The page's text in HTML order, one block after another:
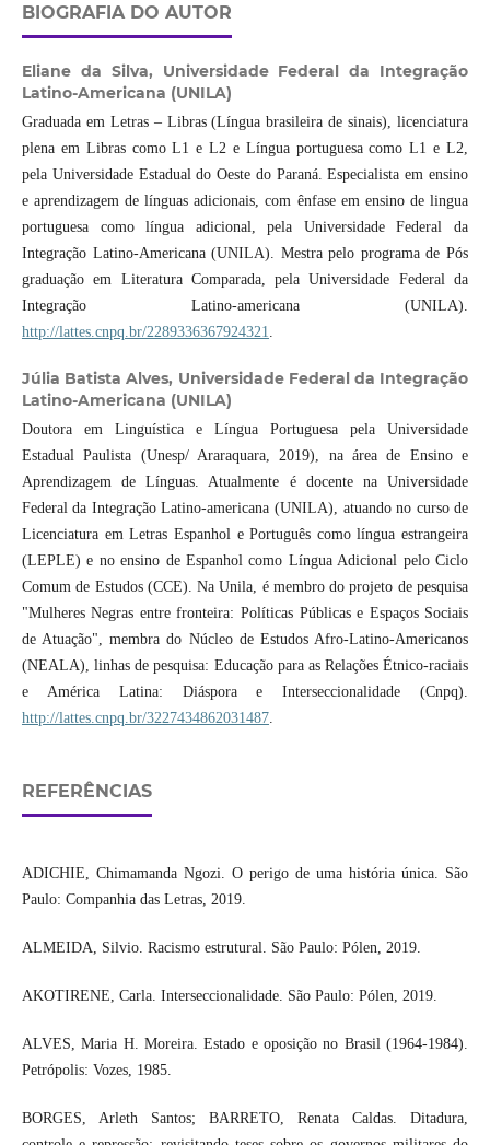
BIOGRAFIA DO AUTOR
Eliane da Silva, Universidade Federal da Integração
Latino-Americana (UNILA)
Graduada em Letras – Libras (Língua brasileira de sinais), licenciatura
plena em Libras como L1 e L2 e Língua portuguesa como L1 e L2,
pela Universidade Estadual do Oeste do Paraná. Especialista em ensino
e aprendizagem de línguas adicionais, com ênfase em ensino de lingua
portuguesa como língua adicional, pela Universidade Federal da
Integração Latino-Americana (UNILA). Mestra pelo programa de Pós
graduação em Literatura Comparada, pela Universidade Federal da
Integração Latino-americana (UNILA).
http://lattes.cnpq.br/2289336367924321
Júlia Batista Alves, Universidade Federal da Integração
Latino-Americana (UNILA)
Doutora em Linguística e Língua Portuguesa pela Universidade
Estadual Paulista (Unesp/ Araraquara, 2019), na área de Ensino e
Aprendizagem de Línguas. Atualmente é docente na Universidade
Federal da Integração Latino-americana (UNILA), atuando no curso de
Licenciatura em Letras Espanhol e Português como língua estrangeira
(LEPLE) e no ensino de Espanhol como Língua Adicional pelo Ciclo
Comum de Estudos (CCE). Na Unila, é membro do projeto de pesquisa
"Mulheres Negras entre fronteira: Políticas Públicas e Espaços Sociais
de Atuação", membra do Núcleo de Estudos Afro-Latino-Americanos
(NEALA), linhas de pesquisa: Educação para as Relações Étnico-raciais
e América Latina: Diáspora e Interseccionalidade (Cnpq).
http://lattes.cnpq.br/3227434862031487.
REFERÊNCIAS
ADICHIE, Chimamanda Ngozi. O perigo de uma história única. São
Paulo: Companhia das Letras, 2019.
ALMEIDA, Silvio. Racismo estrutural. São Paulo: Pólen, 2019.
AKOTIRENE, Carla. Interseccionalidade. São Paulo: Pólen, 2019.
ALVES, Maria H. Moreira. Estado e oposição no Brasil (1964-1984).
Petrópolis: Vozes, 1985.
BORGES, Arleth Santos; BARRETO, Renata Caldas. Ditadura,